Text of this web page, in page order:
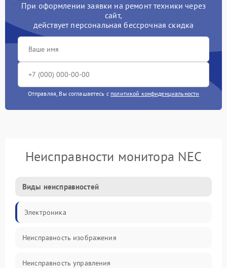
При оформлении заявки на ремонт техники через
сайт,
действует персональная бессрочная скидка
Отправляя, Вы соглашаетесь с политикой конфиденциальности
Неисправности монитора NEC
Виды неисправностей
Электроника
Неисправность изображения
Неисправность управления